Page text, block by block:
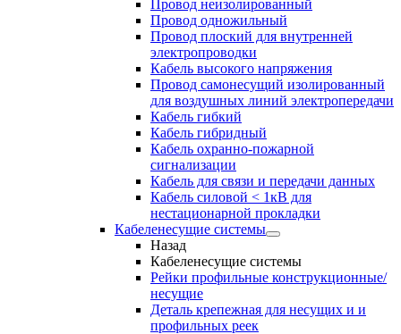
Провод неизолированный
Провод одножильный
Провод плоский для внутренней
электропроводки
Кабель высокого напряжения
Провод самонесущий изолированный
для воздушных линий электропередачи
Кабель гибкий
Кабель гибридный
Кабель охранно-пожарной
сигнализации
Кабель для связи и передачи данных
Кабель силовой < 1кВ для
нестационарной прокладки
Кабеленесущие системы
Назад
Кабеленесущие системы
Рейки профильные конструкционные/
несущие
Деталь крепежная для несущих и и
профильных реек